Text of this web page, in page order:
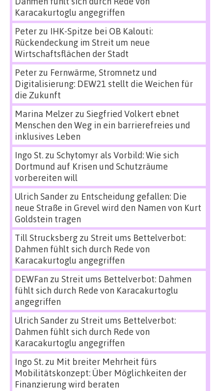
Karacakurtoglu angegriffen
Peterzu IHK-Spitze bei OB Kalouti:
Rückendeckung im Streit um neue
Wirtschaftsflächen der Stadt
Peterzu Fernwärme, Stromnetz und
Digitalisierung: DEW21 stellt die Weichen für
die Zukunft
Marina Melzerzu Siegfried Volkert ebnet
Menschen den Weg in ein barrierefreies und
inklusives Leben
Ingo St.zu Schytomyr als Vorbild: Wie sich
Dortmund auf Krisen und Schutzräume
vorbereiten will
Ulrich Sanderzu Entscheidung gefallen: Die
neue Straße in Grevel wird den Namen von Kurt
Goldstein tragen
Till Strucksbergzu Streit ums Bettelverbot:
Dahmen fühlt sich durch Rede von
Karacakurtoglu angegriffen
DEWFan zu Streit ums Bettelverbot: Dahmen
fühlt sich durch Rede von Karacakurtoglu
angegriffen
Ulrich Sanderzu Streit ums Bettelverbot:
Dahmen fühlt sich durch Rede von
Karacakurtoglu angegriffen
Ingo St.zu Mit breiter Mehrheit fürs
Mobilitätskonzept: Über Möglichkeiten der
Finanzierung wird beraten